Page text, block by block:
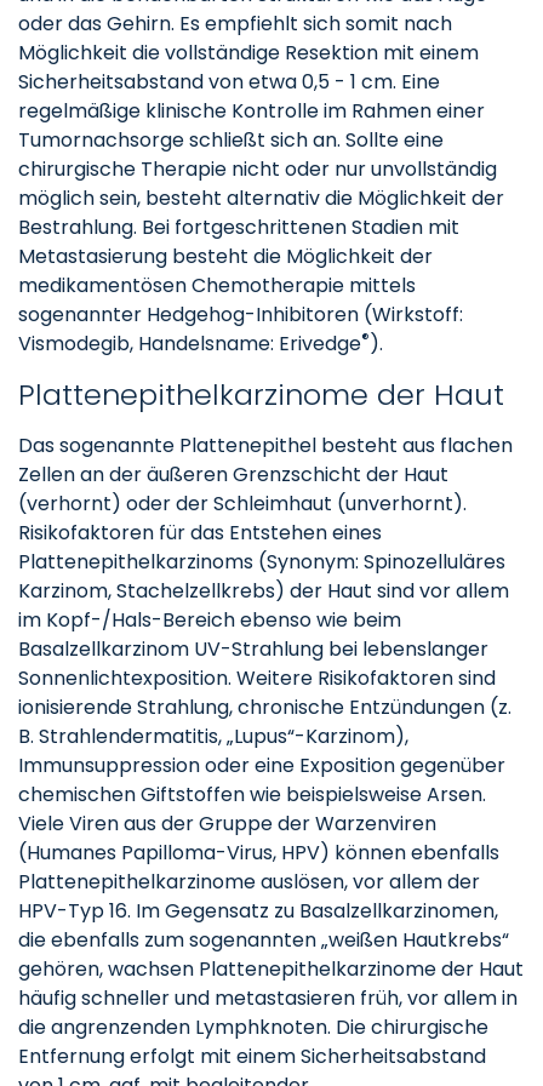
oder das Gehirn. Es empfiehlt sich somit nach
Möglichkeit die vollständige Resektion mit einem
Sicherheitsabstand von etwa 0,5 - 1 cm. Eine
regelmäßige klinische Kontrolle im Rahmen einer
Tumornachsorge schließt sich an. Sollte eine
chirurgische Therapie nicht oder nur unvollständig
möglich sein, besteht alternativ die Möglichkeit der
Bestrahlung. Bei fortgeschrittenen Stadien mit
Metastasierung besteht die Möglichkeit der
medikamentösen Chemotherapie mittels
sogenannter Hedgehog-Inhibitoren (Wirkstoff:
Vismodegib, Handelsname: Erivedge®).
Plattenepithelkarzinome der Haut
Das sogenannte Plattenepithel besteht aus flachen
Zellen an der äußeren Grenzschicht der Haut
(verhornt) oder der Schleimhaut (unverhornt).
Risikofaktoren für das Entstehen eines
Plattenepithelkarzinoms (Synonym: Spinozelluläres
Karzinom, Stachelzellkrebs) der Haut sind vor allem
im Kopf-/Hals-Bereich ebenso wie beim
Basalzellkarzinom UV-Strahlung bei lebenslanger
Sonnenlichtexposition. Weitere Risikofaktoren sind
ionisierende Strahlung, chronische Entzündungen (z.
B. Strahlendermatitis, „Lupus“-Karzinom),
Immunsuppression oder eine Exposition gegenüber
chemischen Giftstoffen wie beispielsweise Arsen.
Viele Viren aus der Gruppe der Warzenviren
(Humanes Papilloma-Virus, HPV) können ebenfalls
Plattenepithelkarzinome auslösen, vor allem der
HPV-Typ 16. Im Gegensatz zu Basalzellkarzinomen,
die ebenfalls zum sogenannten „weißen Hautkrebs“
gehören, wachsen Plattenepithelkarzinome der Haut
häufig schneller und metastasieren früh, vor allem in
die angrenzenden Lymphknoten. Die chirurgische
Entfernung erfolgt mit einem Sicherheitsabstand